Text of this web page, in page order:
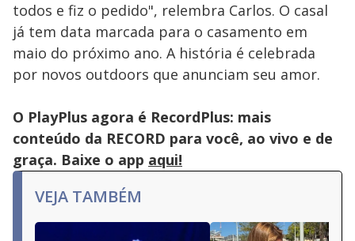
todos e fiz o pedido", relembra Carlos. O casal
já tem data marcada para o casamento em
maio do próximo ano. A história é celebrada
por novos outdoors que anunciam seu amor.
O PlayPlus agora é RecordPlus: mais
conteúdo da RECORD para você, ao vivo e de
graça. Baixe o app aqui!
VEJA TAMBÉM